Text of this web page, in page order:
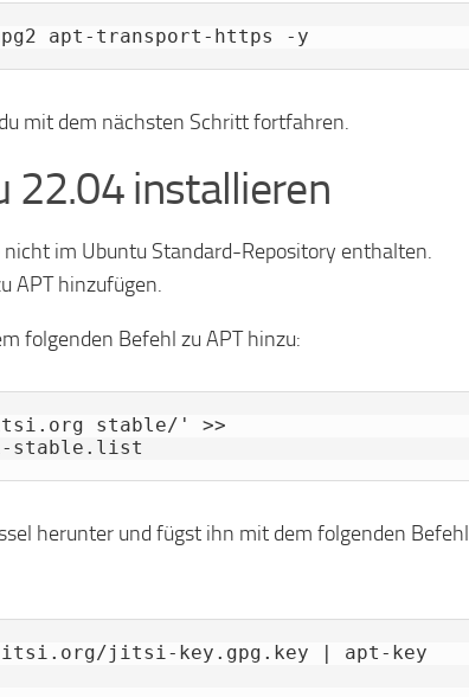
apt-transport-https -y
mit dem nächsten Schritt fortfahren.
22.04 installieren
im Ubuntu Standard-Repository enthalten.
APT hinzufügen.
folgenden Befehl zu APT hinzu:
stable/' >>
stable.list
herunter und fügst ihn mit dem folgenden Befehl
jitsi-key.gpg.key | apt-key